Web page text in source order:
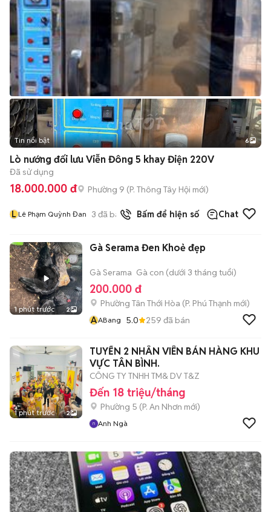
+2
Tin nổi bật 6
Lò nướng đối lưu Viễn Đông 5 khay Điện 220V
Đã sử dụng
18.000.000 đ Phường 9 (P. Thông Tây Hội mới)
L Lê Phạm Quỳnh Đan 3 đã bán Bấm để hiện số Chat
1 phút trước 2
Gà Serama Đen Khoẻ đẹp
Gà Serama Gà con (dưới 3 tháng tuổi)
200.000 đ
Phường Tân Thới Hòa (P. Phú Thạnh mới)
AABang 5.0 259 đã bán
1 phút trước 2
TUYỂN 2 NHÂN VIÊN BÁN HÀNG KHU
VỰC TÂN BÌNH.
CÔNG TY TNHH TM& DV T&Z
Đến 18 triệu/tháng
Phường 5 (P. An Nhơn mới)
Anh Ngà